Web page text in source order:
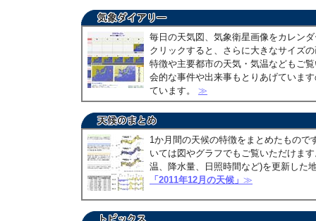
毎日の天気図、気象衛星画像をカレン
クリックすると、さらに大きなサイズ
特徴や主要都市の天気・気温などもご
会的な事件や出来事もとりあげていま
ています。 ≫
1か月間の天候の特徴をまとめたもので
いては図やグラフでもご覧いただけま
温、降水量、日照時間など)を更新した
「2011年12月の天候」 ≫